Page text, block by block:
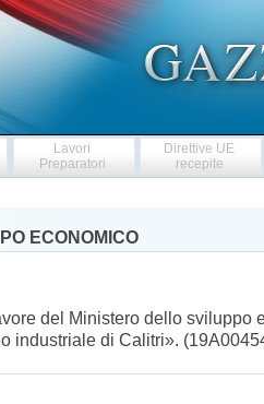
Lavori
Preparatori
Direttive UE
recepite
ECONOMICO
del Ministero dello
industriale di Calitri».